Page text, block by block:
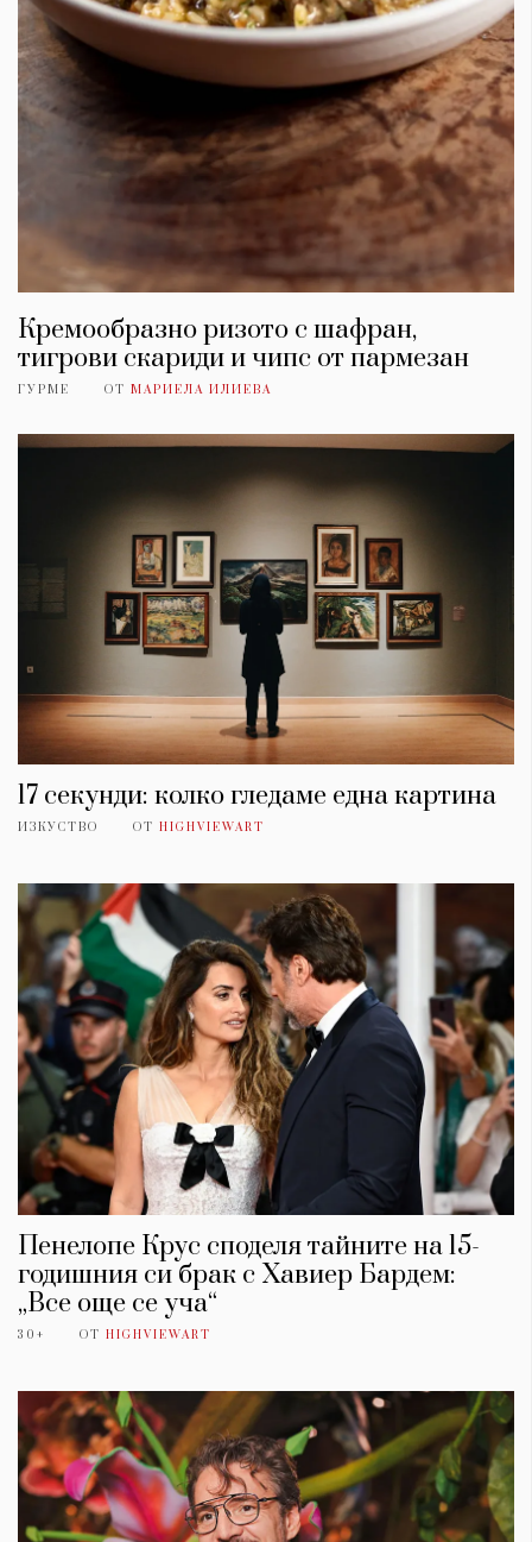
Кремообразно ризото с шафран,
тигрови скариди и чипс от пармезан
ГУРМЕ ОТ МАРИЕЛА ИЛИЕВА
17 секунди: колко гледаме една картина
ИЗКУСТВО ОТ HIGHVIEWART
Пенелопе Крус споделя тайните на 15-
годишния си брак с Хавиер Бардем:
„Все още се уча“
30+ ОТ HIGHVIEWART